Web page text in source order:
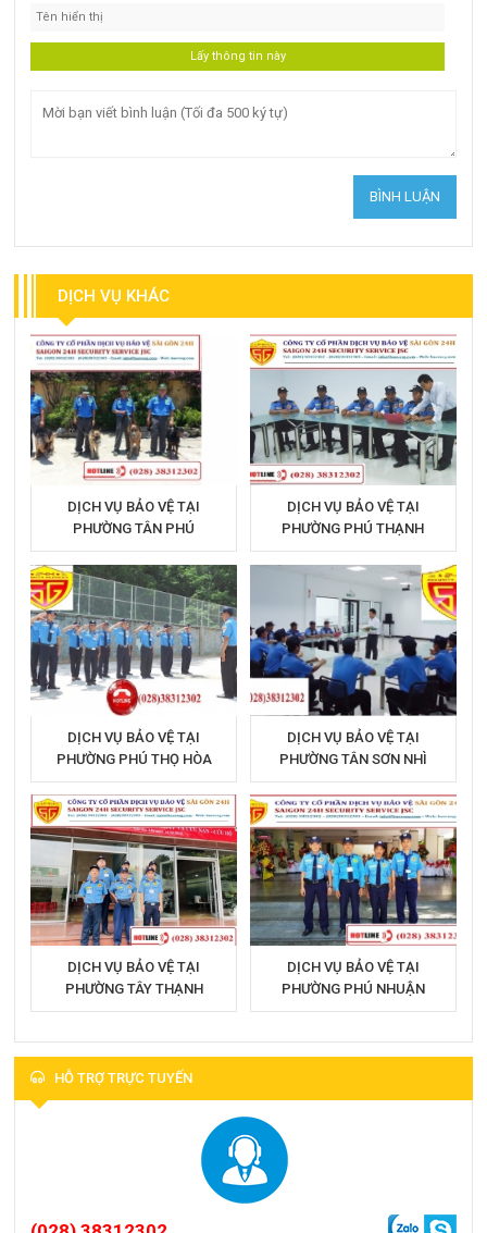
DỊCH VỤ KHÁC
DỊCH VỤ BẢO VỆ TẠI
PHƯỜNG TÂN PHÚ
DỊCH VỤ BẢO VỆ TẠI
PHƯỜNG PHÚ THẠNH
DỊCH VỤ BẢO VỆ TẠI
PHƯỜNG PHÚ THỌ HÒA
DỊCH VỤ BẢO VỆ TẠI
PHƯỜNG TÂN SƠN NHÌ
DỊCH VỤ BẢO VỆ TẠI
PHƯỜNG TÂY THẠNH
DỊCH VỤ BẢO VỆ TẠI
PHƯỜNG PHÚ NHUẬN
HỖ TRỢ TRỰC TUYẾN